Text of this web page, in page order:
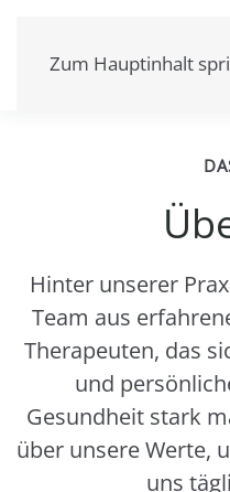
Zum Hauptinhalt
Hinter unserer
Team aus
Therapeuten, das
und
Gesundheit stark
über unsere Werte,
uns